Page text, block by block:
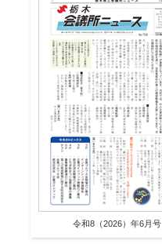
令和8（2026）年6月号